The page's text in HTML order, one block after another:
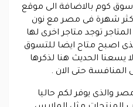
كوم بالاضافة الى موقع
شهرة فى مصر مع نون
توجد متاجر اخرى لها
اصبح متاح ايضا للتسوق
يسعنا الحديث هنا لذكرها
المنافسة حتى الان .
والذى يوفر لكم حاليا